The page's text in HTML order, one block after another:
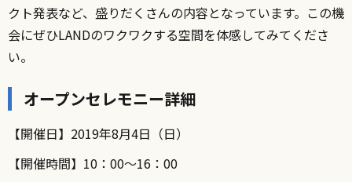
クト発表など、盛りだくさんの内容となっています。この機
会にぜひLANDのワクワクする空間を体感してみてくださ
い。
オープンセレモニー詳細
【開催日】2019年8月4日（日）
【開催時間】10：00〜16：00